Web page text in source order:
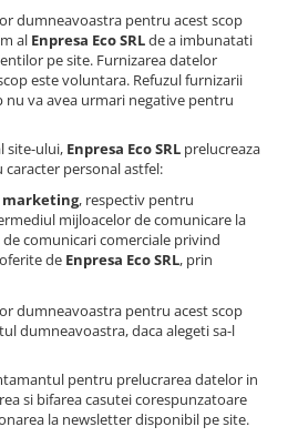
dumneavoastra pentru acest scop
al Enpresa Eco SRLde a imbunatati
pe site. Furnizarea datelor
este voluntara. Refuzul furnizarii
va avea urmari negative pentru
site-ului, Enpresa Eco SRL prelucreaza
personal astfel:
, respectiv pentru
mijloacelor de comunicare la
comunicari comerciale privind
de Enpresa Eco SRL, prin
dumneavoastra pentru acest scop
dumneavoastra, daca alegeti sa-l
pentru prelucrarea datelor in
si bifarea casutei corespunzatoare
la newsletter disponibil pe site.